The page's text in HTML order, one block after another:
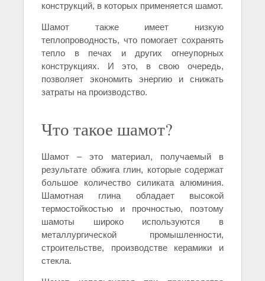
конструкций, в которых применяется шамот.
Шамот также имеет низкую
теплопроводность, что помогает сохранять
тепло в печах и других огнеупорных
конструкциях. И это, в свою очередь,
позволяет экономить энергию и снижать
затраты на производство.
Что такое шамот?
Шамот – это материал, получаемый в
результате обжига глин, которые содержат
большое количество силиката алюминия.
Шамотная глина обладает высокой
термостойкостью и прочностью, поэтому
шамоты широко используются в
металлургической промышленности,
строительстве, производстве керамики и
стекла.